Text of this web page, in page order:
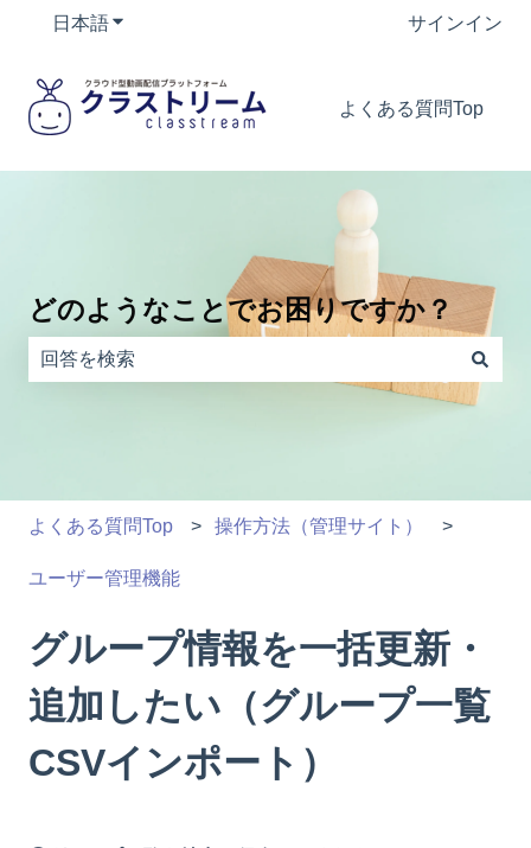
日本語翻訳のサブメニューを表示 サインイン
よくある質問Top
どのようなことでお困りですか？
検索フィールドが空なので、候補はありません。
よくある質問Top 操作方法（管理サイト）
ユーザー管理機能
グループ情報を一括更新・
追加したい（グループ一覧
CSVインポート）